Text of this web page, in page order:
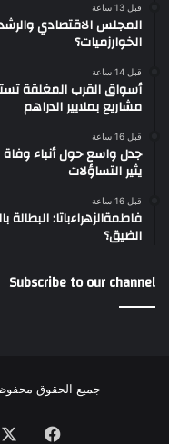
قبل 13 ساعة
المجلس الاقتصادي
الخوارزميات؟
قبل 14 ساعة
أسواق القرب المغلقة
مشاريع بملايير الدراهم
قبل 16 ساعة
جدل واسع حول أنباء وفاة
يثير التساؤلات
قبل 16 ساعة
فاطمةالزهراءباتا:
الضيق؟
Subscribe to our channel
جميع الحقوق محفوظة